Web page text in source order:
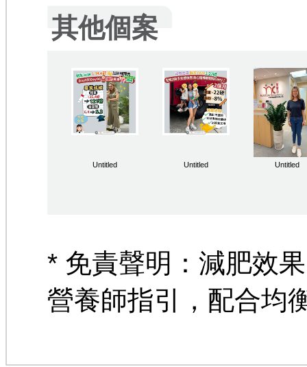
其他個案
Untitled Untitled Untitled
* 免責聲明：減肥效
營養師指引，配合均